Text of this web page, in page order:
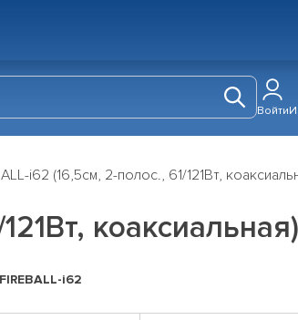
Войти
i62 (16,5см, 2-полос., 61/121Вт,
i62